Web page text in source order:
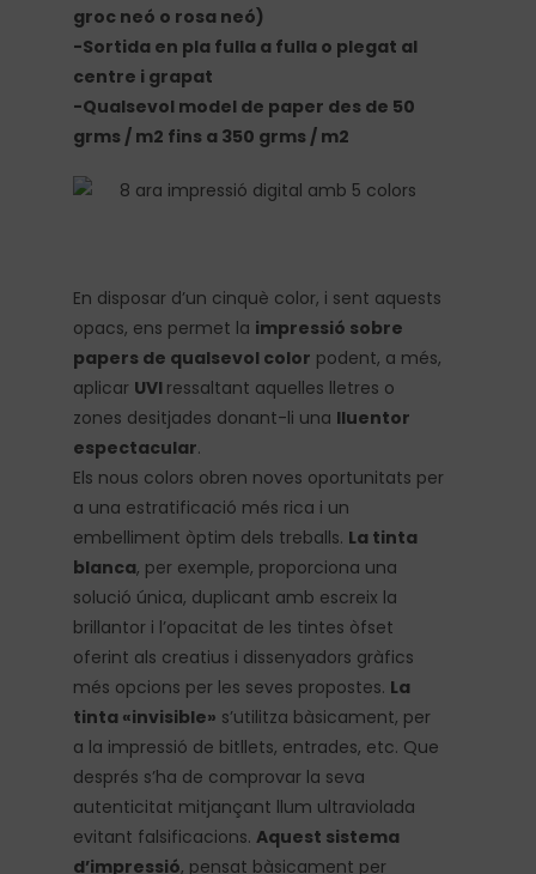
groc neó o rosa neó)
-Sortida en pla fulla a fulla o plegat al
centre i grapat
-Qualsevol model de paper des de 50
grms / m2 fins a 350 grms / m2
En disposar d’un cinquè color, i sent aquests
opacs, ens permet la impressió sobre
papers de qualsevol color podent, a més,
aplicar UVI ressaltant aquelles lletres o
zones desitjades donant-li una lluentor
espectacular.
Els nous colors obren noves oportunitats per
a una estratificació més rica i un
embelliment òptim dels treballs. La tinta
blanca, per exemple, proporciona una
solució única, duplicant amb escreix la
brillantor i l’opacitat de les tintes òfset
oferint als creatius i dissenyadors gràfics
més opcions per les seves propostes. La
tinta «invisible» s’utilitza bàsicament, per
a la impressió de bitllets, entrades, etc. Que
després s’ha de comprovar la seva
autenticitat mitjançant llum ultraviolada
evitant falsificacions.Aquest sistema
d’impressió, pensat bàsicament per